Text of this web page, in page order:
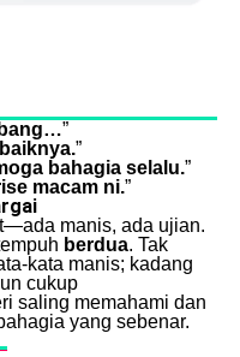
”
”
bahagia selalu.”
macam ni.”
manis, ada ujian.
berdua. Tak
kata manis; kadang
cukup
saling memahami dan
yang sebenar.